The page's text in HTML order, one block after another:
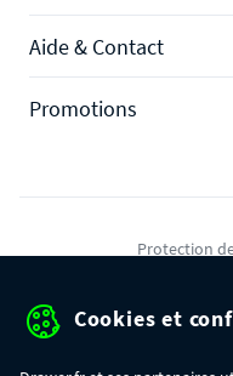
Aide & Contact
Promotions
Protection
Cookies et